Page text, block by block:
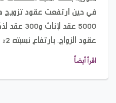
في حين ارتفعت عقود تزويج
عقود الزواج، بارتفاع نسبته 2% مقارنة بالعام السابق.
اقرأ أيضاً